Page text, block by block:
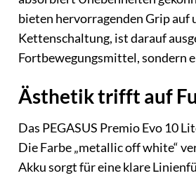
bieten hervorragenden Grip auf
Kettenschaltung, ist darauf
Fortbewegungsmittel, sondern
Ästhetik trifft auf
Das PEGASUS Premio Evo 10
Die Farbe „metallic off white“
Akku sorgt für eine klare